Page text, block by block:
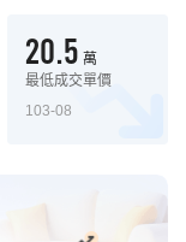
20.5 萬
最低成交單價
103-08